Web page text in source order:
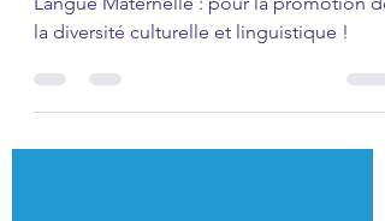
21 Février: Journée Internationale de la
la diversité culturelle et linguistique !